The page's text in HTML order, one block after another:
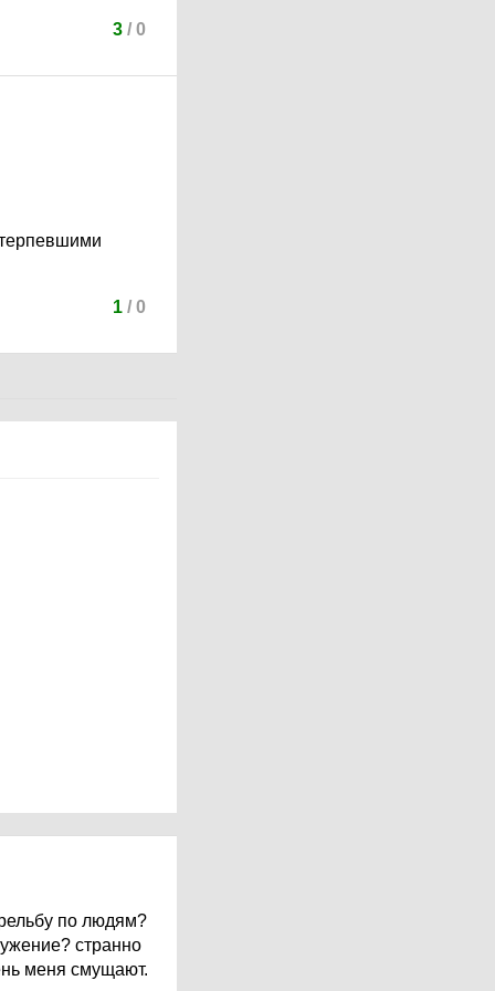
3/ 0
1/ 0
по людям?
странно
меня смущают.